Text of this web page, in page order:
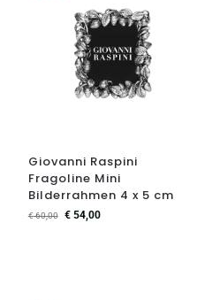
Giovanni Raspini
Fragoline Mini
Bilderrahmen 4 x 5 cm
€60,00 €54,00